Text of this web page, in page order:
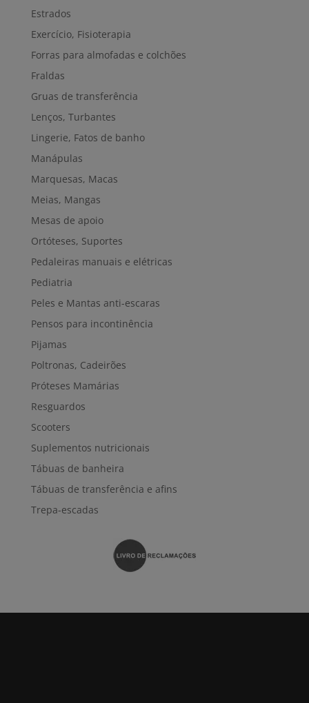
Estrados
Exercício, Fisioterapia
Forras para almofadas e colchões
Fraldas
Gruas de transferência
Lenços, Turbantes
Lingerie, Fatos de banho
Manápulas
Marquesas, Macas
Meias, Mangas
Mesas de apoio
Ortóteses, Suportes
Pedaleiras manuais e elétricas
Pediatria
Peles e Mantas anti-escaras
Pensos para incontinência
Pijamas
Poltronas, Cadeirões
Próteses Mamárias
Resguardos
Scooters
Suplementos nutricionais
Tábuas de banheira
Tábuas de transferência e afins
Trepa-escadas